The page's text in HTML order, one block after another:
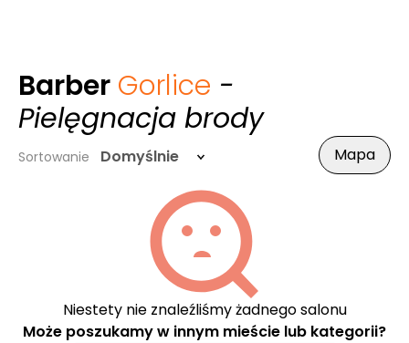
Barber Gorlice -
Pielęgnacja brody
Sortowanie Domyślnie Mapa
Niestety nie znaleźliśmy żadnego salonu
Może poszukamy w innym mieście lub kategorii?